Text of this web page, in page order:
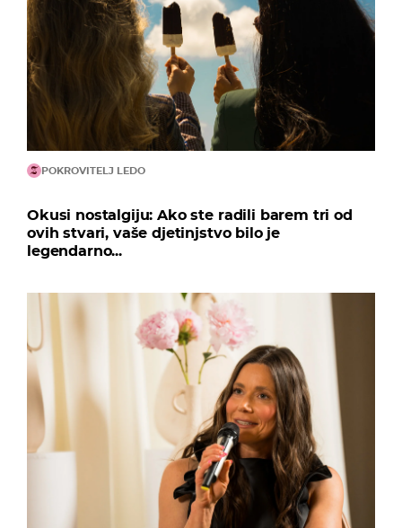
POKROVITELJ LEDO
Okusi nostalgiju: Ako ste radili barem tri od
ovih stvari, vaše djetinjstvo bilo je
legendarno...